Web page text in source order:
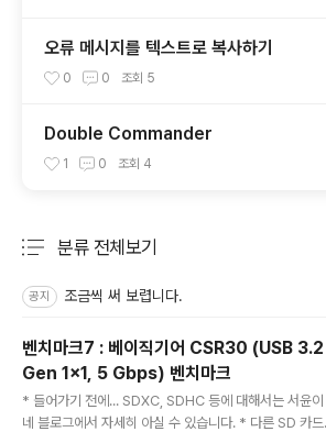
오류 메시지를 텍스트로 복사하기
0 0 조회 5
Double Commander
1 0 조회 4
분류 전체보기
공지 조금씩 써 보렵니다.
벤치마크7 : 베이직기어 CSR30 (USB 3.2
Gen 1x1, 5 Gbps) 벤치마크
* 들어가기 전에... SDXC, SDHC 등에 대해서는 서윤이
네 블로그에서 자세히 아실 수 있습니다. * 다른 SD 카드